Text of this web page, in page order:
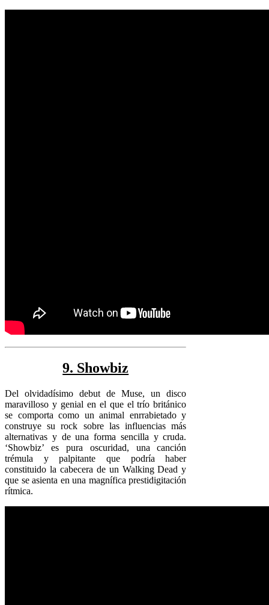
9. Showbiz
Del olvidadísimo debut de Muse, un disco
maravilloso y genial en el que el trío británico
se comporta como un animal enrrabietado y
construye su rock sobre las influencias más
alternativas y de una forma sencilla y cruda.
‘Showbiz’ es pura oscuridad, una canción
trémula y palpitante que podría haber
constituido la cabecera de un Walking Dead y
que se asienta en una magnífica prestidigitación
rítmica.